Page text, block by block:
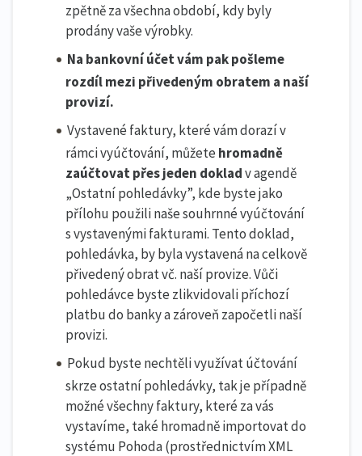
zpětně za všechna období, kdy byly
prodány vaše výrobky.
Na bankovní účet vám pak pošleme
rozdíl mezi přivedeným obratem a naší
provizí.
Vystavené faktury, které vám dorazí v
rámci vyúčtování, můžete hromadně
zaúčtovat přes jeden dokladv agendě
„Ostatní pohledávky”, kde byste jako
přílohu použili naše souhrnné vyúčtování
s vystavenými fakturami. Tento doklad,
pohledávka, by byla vystavená na celkově
přivedený obrat vč. naší provize. Vůči
pohledávce byste zlikvidovali příchozí
platbu do banky a zároveň započetli naší
provizi.
Pokud byste nechtěli využívat účtování
skrze ostatní pohledávky, tak je případně
možné všechny faktury, které za vás
vystavíme, také hromadně importovat do
systému Pohoda (prostřednictvím XML